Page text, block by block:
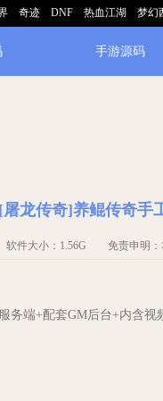
奇迹 DNF 热血江湖 梦幻
手游源码
龙传奇]养鲲传奇手
大小：1.56G 免责申明：
务端+配套GM后台+内含视